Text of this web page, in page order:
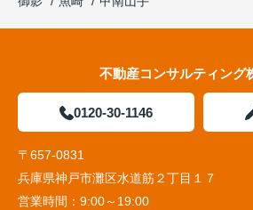
不動産コンサルティング
0120-30-1146
〒657-0831
兵庫県神戸市灘区水道筋２丁目１７
営業時間： 9:00～19:00